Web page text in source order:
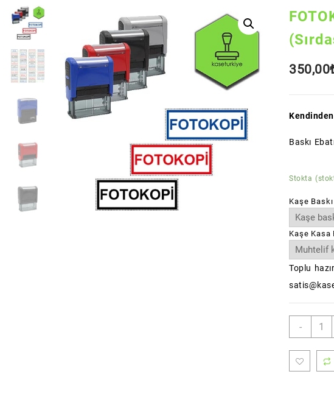
350,00
Baskı
Stokta
Kaşe
Kaşe Kasa
Toplu
-
Boy)